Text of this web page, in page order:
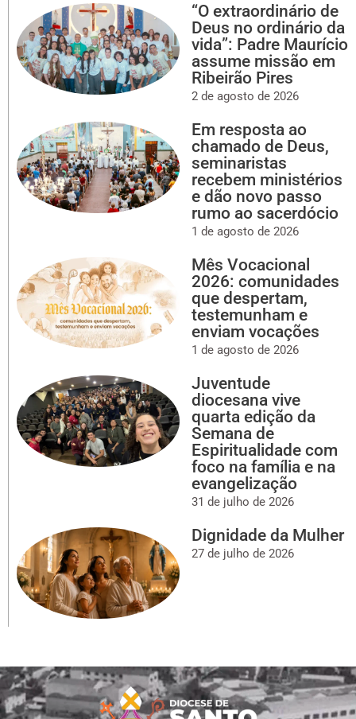
“O extraordinário de
Deus no ordinário da
vida”: Padre Maurício
assume missão em
Ribeirão Pires
2 de agosto de 2026
Em resposta ao
chamado de Deus,
seminaristas
recebem ministérios
e dão novo passo
rumo ao sacerdócio
1 de agosto de 2026
Mês Vocacional
2026: comunidades
que despertam,
testemunham e
enviam vocações
1 de agosto de 2026
Juventude
diocesana vive
quarta edição da
Semana de
Espiritualidade com
foco na família e na
evangelização
31 de julho de 2026
Dignidade da Mulher
27 de julho de 2026